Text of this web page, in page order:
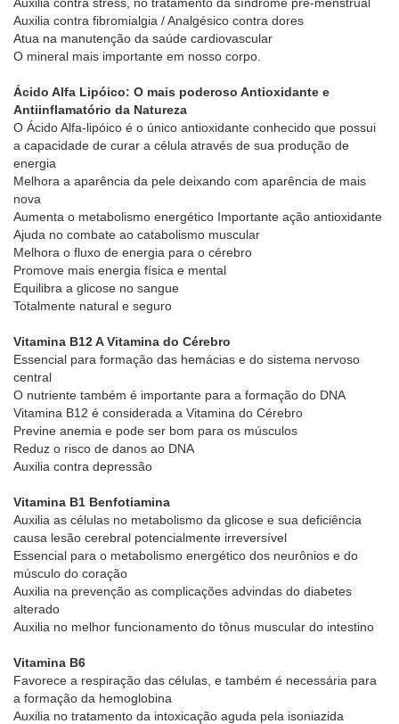
Auxilia contra fibromialgia / Analgésico contra dores
Atua na manutenção da saúde cardiovascular
O mineral mais importante em nosso corpo.
Ácido Alfa Lipóico: O mais poderoso Antioxidante e
Antiinflamatório da Natureza
O Ácido Alfa-lipóico é o único antioxidante conhecido que possui
a capacidade de curar a célula através de sua produção de
energia
Melhora a aparência da pele deixando com aparência de mais
nova
Aumenta o metabolismo energético Importante ação antioxidante
Ajuda no combate ao catabolismo muscular
Melhora o fluxo de energia para o cérebro
Promove mais energia física e mental
Equilibra a glicose no sangue
Totalmente natural e seguro
Vitamina B12 A Vitamina do Cérebro
Essencial para formação das hemácias e do sistema nervoso
central
O nutriente também é importante para a formação do DNA
Vitamina B12 é considerada a Vitamina do Cérebro
Previne anemia e pode ser bom para os músculos
Reduz o risco de danos ao DNA
Auxilia contra depressão
Vitamina B1 Benfotiamina
Auxilia as células no metabolismo da glicose e sua deficiência
causa lesão cerebral potencialmente irreversível
Essencial para o metabolismo energético dos neurônios e do
músculo do coração
Auxilia na prevenção as complicações advindas do diabetes
alterado
Auxilia no melhor funcionamento do tônus muscular do intestino
Vitamina B6
Favorece a respiração das células, e também é necessária para
a formação da hemoglobina
Auxilia no tratamento da intoxicação aguda pela isoniazida